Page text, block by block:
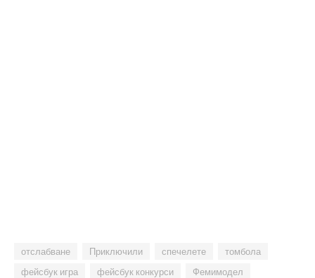
отслабване Приключили спечелете
томбола
фейсбук игра
фейсбук конкурси
Фемимодел